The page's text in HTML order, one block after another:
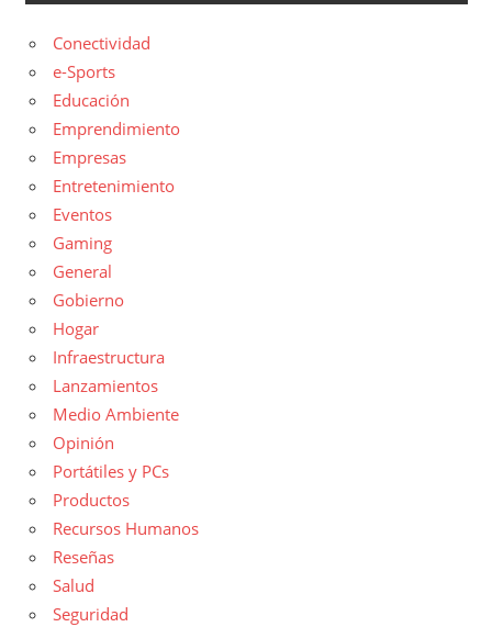
Conectividad
e-Sports
Educación
Emprendimiento
Empresas
Entretenimiento
Eventos
Gaming
General
Gobierno
Hogar
Infraestructura
Lanzamientos
Medio Ambiente
Opinión
Portátiles y PCs
Productos
Recursos Humanos
Reseñas
Salud
Seguridad